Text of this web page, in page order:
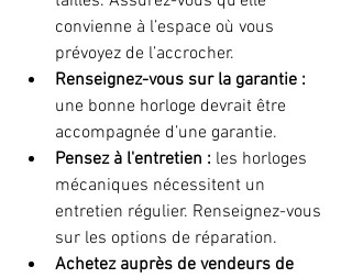
convienne à l’espace où vous
prévoyez de l’accrocher.
Renseignez-vous sur la garantie :
une bonne horloge devrait être
accompagnée d’une garantie.
Pensez à l'entretien : les horloges
mécaniques nécessitent un
entretien régulier. Renseignez-vous
sur les options de réparation.
Achetez auprès de vendeurs de